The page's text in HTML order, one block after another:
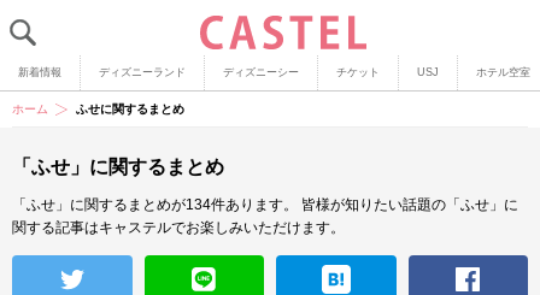
新着情報 ディズニーランド ディズニーシー チケット USJ ホテル空室
ホーム ふせに関するまとめ
「ふせ」に関するまとめ
「ふせ」に関するまとめが134件あります。
皆様が知りたい話題の「ふせ」に
関する記事はキャステルでお楽しみいただけます。